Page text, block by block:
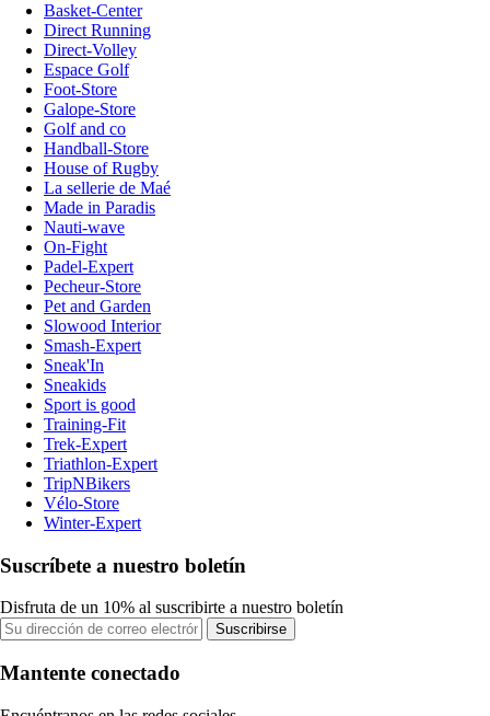
Basket-Center
Direct Running
Direct-Volley
Espace Golf
Foot-Store
Galope-Store
Golf and co
Handball-Store
House of Rugby
La sellerie de Maé
Made in Paradis
Nauti-wave
On-Fight
Padel-Expert
Pecheur-Store
Pet and Garden
Slowood Interior
Smash-Expert
Sneak'In
Sneakids
Sport is good
Training-Fit
Trek-Expert
Triathlon-Expert
TripNBikers
Vélo-Store
Winter-Expert
Suscríbete a nuestro boletín
Disfruta de un 10% al suscribirte a nuestro boletín
Suscribirse
Mantente conectado